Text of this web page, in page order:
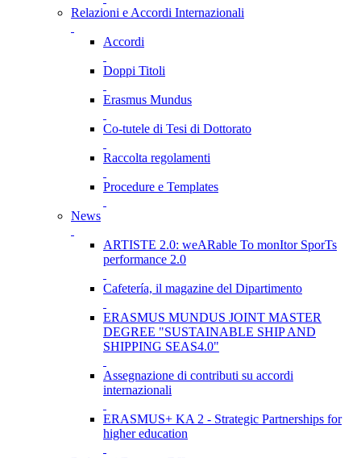
Relazioni e Accordi Internazionali
Accordi
Doppi Titoli
Erasmus Mundus
Co-tutele di Tesi di Dottorato
Raccolta regolamenti
Procedure e Templates
News
ARTISTE 2.0: weARable To monItor SporTs
performance 2.0
Cafetería, il magazine del Dipartimento
ERASMUS MUNDUS JOINT MASTER
DEGREE "SUSTAINABLE SHIP AND
SHIPPING SEAS4.0"
Assegnazione di contributi su accordi
internazionali
ERASMUS+ KA 2 - Strategic Partnerships for
higher education